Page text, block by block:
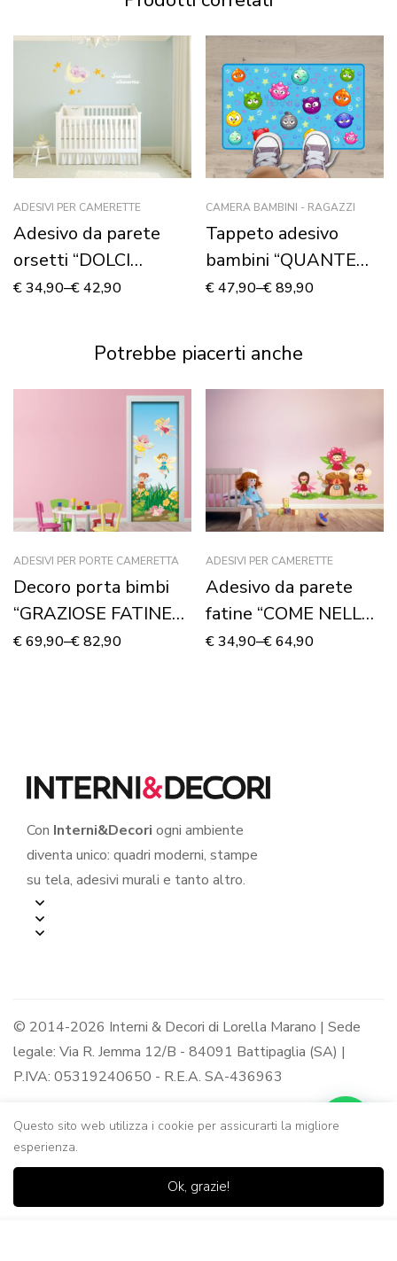
ADESIVI PER CAMERETTE
Adesivo da parete
orsetti “DOLCI
SOGNI” – Adesivo
€34,90–€42,90
CAMERA BAMBINI - RAGAZZI
Tappeto adesivo
bambini “QUANTE
BOLLICINE!”
€47,90–€89,90
Potrebbe piacerti anche
ADESIVI PER PORTE CAMERETTA
Decoro porta bimbi
“GRAZIOSE FATINE
DEL BOSCO”
€69,90–€82,90
ADESIVI PER CAMERETTE
Adesivo da parete
fatine “COME NELLE
FIABE” – Adesivo
€34,90–€64,90
Con Interni&Decori ogni ambiente
diventa unico: quadri moderni, stampe
su tela, adesivi murali e tanto altro.
© 2014-2026 Interni & Decori di Lorella Marano | Sede
legale: Via R. Jemma 12/B - 84091 Battipaglia (SA) |
P.IVA: 05319240650 - R.E.A. SA-436963
Questo sito web utilizza i cookie per assicurarti la migliore
esperienza.
Ok, grazie!
Casa Negozio
0
Lista dei Carrello Ricerca